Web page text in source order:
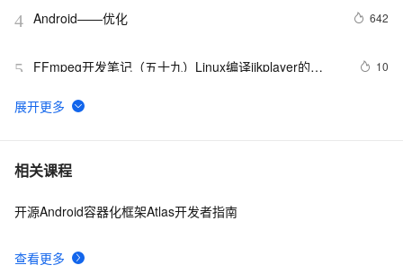
4 Android——优化 642
5
FFmpeg开发笔记（五十九）Linux编译ijkplayer的
10
6 Android--简单的画画板实例代码
7 Android事件分发详解(五)——Touch事件传递验证
8 Android Socket与服务器通信通用Demo
9 Android布局变化时动画效果的现实(一)
相关课程
查看更多
开源Android容器化框架Atlas开发者指南